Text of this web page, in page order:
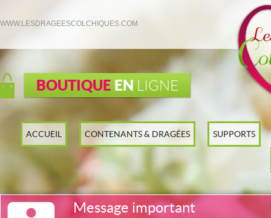
WWW.LESDRAGEESCOLCHIQUES.COM
BOUTIQUE EN LIGNE
ACCUEIL CONTENANTS & DRAGÉES SUPPORTS
Message important